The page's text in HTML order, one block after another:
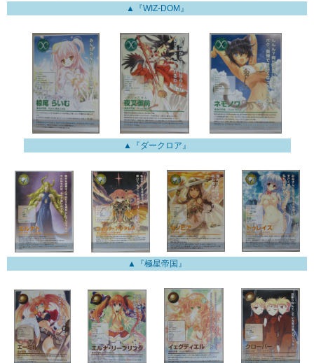
▲『WIZ-DOM』
▲『ダークロア』
▲『極星帝国』